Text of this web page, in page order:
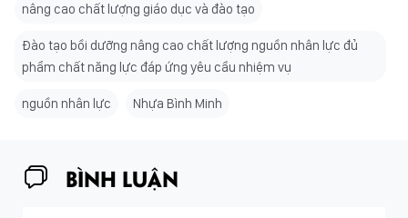
nâng cao chất lượng giáo dục và đào tạo
Đào tạo bồi dưỡng nâng cao chất lượng nguồn nhân lực đủ
phẩm chất năng lực đáp ứng yêu cầu nhiệm vụ
nguồn nhân lực Nhựa Bình Minh
BÌNH LUẬN